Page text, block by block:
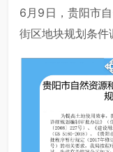
6月9日，贵阳市
街区地块规划条件